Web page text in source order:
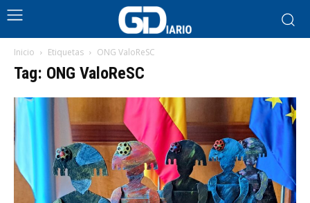
Inicio Etiquetas ONG ValoReSC
Tag: ONG ValoReSC